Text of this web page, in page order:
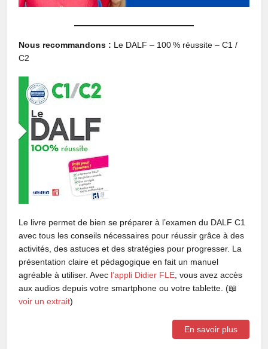
Nous recommandons : Le DALF – 100 % réussite – C1 /
C2
Le livre permet de bien se préparer à l’examen du DALF C1
avec tous les conseils nécessaires pour réussir grâce à des
activités, des astuces et des stratégies pour progresser. La
présentation claire et pédagogique en fait un manuel
agréable à utiliser. Avec l’appli Didier FLE , vous avez accès
aux audios depuis votre smartphone ou votre tablette. (📖
voir un extrait)
En savoir plus